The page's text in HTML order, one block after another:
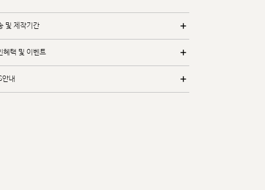
및 제작기간
혜택 및 이벤트
내